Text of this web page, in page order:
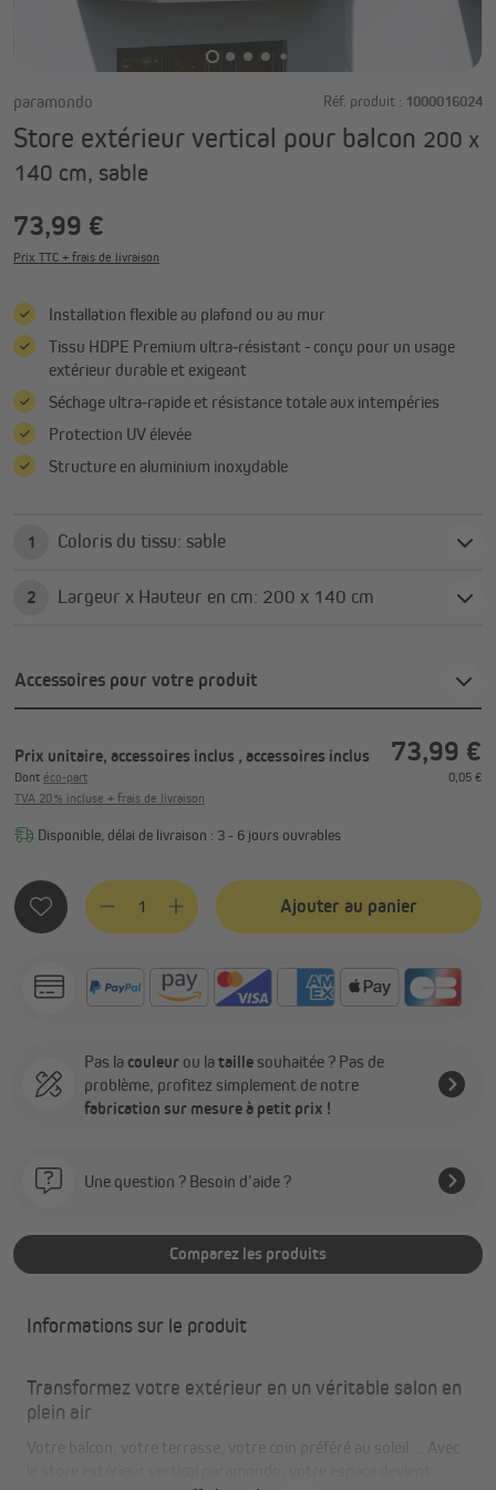
paramondo Réf. produit : 1000016024
Store extérieur vertical pour balcon 200 x
140 cm, sable
73,99 €
Prix TTC + frais de livraison
Installation flexible au plafond ou au mur
Tissu HDPE Premium ultra‑résistant - conçu pour un usage
extérieur durable et exigeant
Séchage ultra‑rapide et résistance totale aux intempéries
Protection UV élevée
Structure en aluminium inoxydable
1 Coloris du tissu: sable
2 Largeur x Hauteur en cm: 200 x 140 cm
Accessoires pour votre produit
Prix unitaire, accessoires inclus , accessoires inclus 73,99 €
Dont éco-part
0,05 €
TVA 20 % incluse + frais de livraison
Disponible, délai de livraison : 3 - 6 jours ouvrables
Quantité de produit : Entrez la quantité souhaitée ou
Ajouter au panier
Pas la couleur ou lataille souhaitée ? Pas de
problème, profitez simplement de notre
fabrication sur mesure à petit prix !
Une question ? Besoin d’aide ?
Comparez les produits
Informations sur le produit
Transformez votre extérieur en un véritable salon en
plein air
Votre balcon, votre terrasse, votre coin préféré au soleil… Avec